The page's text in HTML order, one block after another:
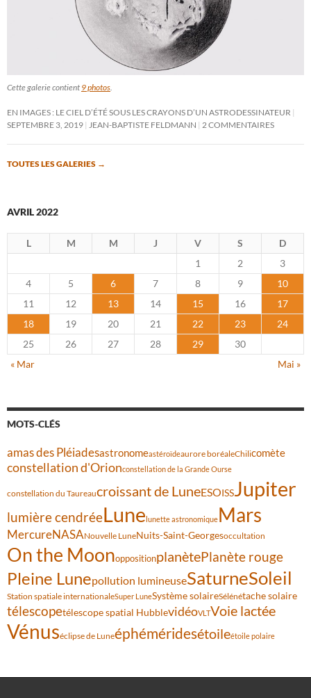
Cette galerie contient 9 photos.
EN IMAGES : LE CIEL D’ÉTÉ SOUS LES CRAYONS D’UN ASTRODESSINATEUR
SEPTEMBRE 3, 2019 JEAN-BAPTISTE FELDMANN 2 COMMENTAIRES
TOUTES LES GALERIES →
AVRIL 2022
L M M J V S
D
1
2
3
4
5 6 7 8 9
10
11
12 13 14 15 16
17
18
19 20 21 22 23
24
25
26 27 28 29
30
« Mar
Mai »
MOTS-CLÉS
amas des Pléiadesastronomeastéroïdeaurore boréaleChilicomète
constellation d'Orionconstellation de la Grande Ourse
constellation du Taureaucroissant de LuneESOISSJupiter
lumière cendréeLune lunette astronomiqueMars
MercureNASANouvelle LuneNuits-Saint-Georgesoccultation
On the MoonoppositionplanètePlanète rouge
Pleine Lunepollution lumineuseSaturneSoleil
Station spatiale internationaleSuper LuneSystème solaireSélénétache solaire
télescopetélescope spatial HubblevidéoVLTVoie lactée
Vénuséclipse de Luneéphéméridesétoileétoile polaire